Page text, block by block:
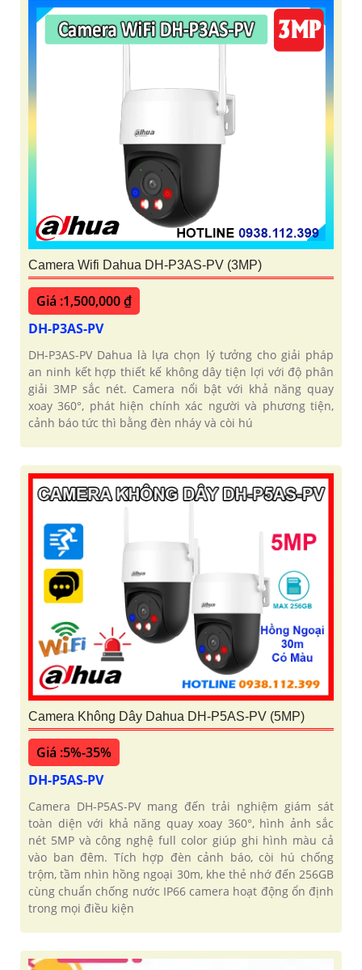
Camera Wifi Dahua DH-P3AS-PV (3MP)
Giá :1,500,000 ₫
DH-P3AS-PV
DH-P3AS-PV Dahua là lựa chọn lý tưởng cho giải pháp
an ninh kết hợp thiết kế không dây tiện lợi với độ phân
giải 3MP sắc nét. Camera nổi bật với khả năng quay
xoay 360°, phát hiện chính xác người và phương tiện,
cảnh báo tức thì bằng đèn nháy và còi hú
Camera Không Dây Dahua DH-P5AS-PV (5MP)
Giá :5%-35%
DH-P5AS-PV
Camera DH-P5AS-PV mang đến trải nghiệm giám sát
toàn diện với khả năng quay xoay 360°, hình ảnh sắc
nét 5MP và công nghệ full color giúp ghi hình màu cả
vào ban đêm. Tích hợp đèn cảnh báo, còi hú chống
trộm, tầm nhìn hồng ngoại 30m, khe thẻ nhớ đến 256GB
cùng chuẩn chống nước IP66 camera hoạt động ổn định
trong mọi điều kiện